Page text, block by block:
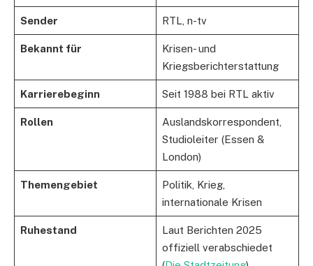
Sender RTL, n-tv
Bekannt für
Krisen- und
Kriegsberichterstattung
Karrierebeginn Seit 1988 bei RTL aktiv
Rollen
Auslandskorrespondent,
Studioleiter (Essen &
London)
Themengebiet
Politik, Krieg,
internationale Krisen
Ruhestand
Laut Berichten 2025
offiziell verabschiedet